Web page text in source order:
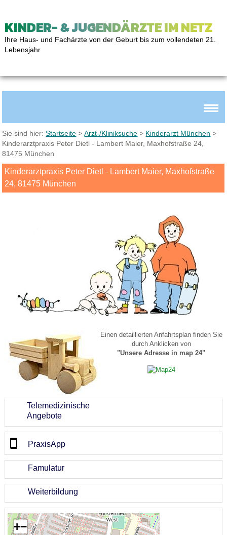
KINDER- & JUGENDÄRZTE IM NETZ
Ihre Haus- und Fachärzte von der Geburt bis zum vollendeten 21.
Lebensjahr
Sie sind hier:Startseite >Arzt-/Kliniksuche > Kinderarzt München >
Kinderarztpraxis Peter Dietl - Lambert Maier, Maxhofstraße 24,
81475 München
Kinderarztpraxis Peter Dietl - Lambert Maier, Maxhofstraße
24, 81475 München
Einen detaillierten Anfahrtsplan finden Sie
durch Anklicken von
"Unsere Adresse in map 24"
Telemedizinische
Angebote
PraxisApp
Famulatur
Weiterbildung
+−